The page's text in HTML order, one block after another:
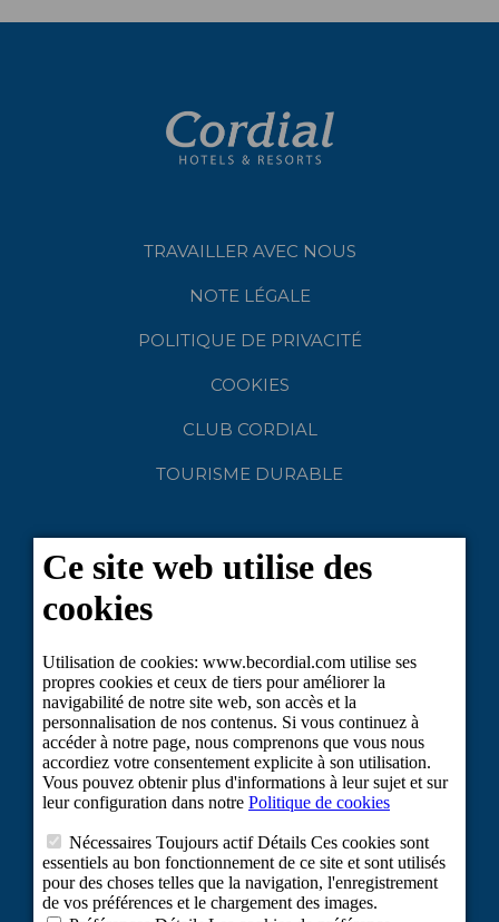
TRAVAILLER AVEC NOUS
NOTE LÉGALE
POLITIQUE DE PRIVACITÉ
COOKIES
CLUB CORDIAL
TOURISME DURABLE
Projet cofinancé par le Fonds européen de développement régional dans le
cadre de la réponse de l'Union à la pandémie du COVID-19 : Ligne 2
Subventions visant à maintenir l'activité des travailleurs indépendants et des
petites et moyennes entreprises dans les secteurs les plus touchés par la crise
du COVID-19.